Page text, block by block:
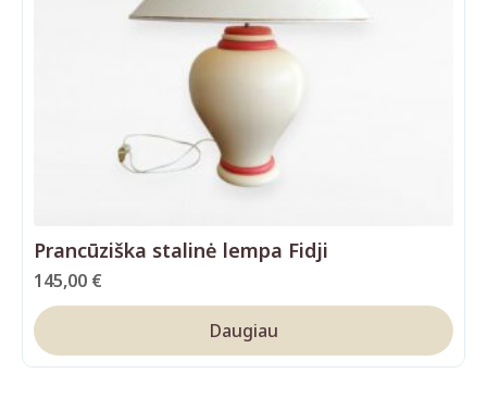
Prancūziška stalinė lempa Fidji
145,00 €
Daugiau